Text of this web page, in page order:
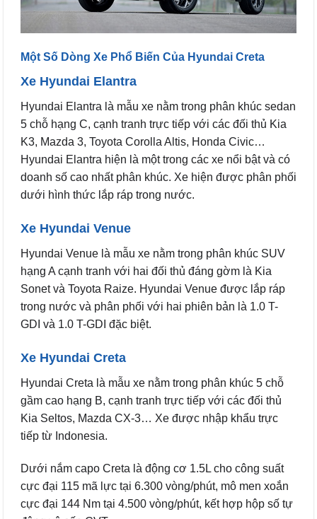
Một Số Dòng Xe Phổ Biến Của Hyundai Creta
Xe Hyundai Elantra
Hyundai Elantra là mẫu xe nằm trong phân khúc sedan
5 chỗ hạng C, cạnh tranh trực tiếp với các đối thủ Kia
K3, Mazda 3, Toyota Corolla Altis, Honda Civic…
Hyundai Elantra hiện là một trong các xe nổi bật và có
doanh số cao nhất phân khúc. Xe hiện được phân phối
dưới hình thức lắp ráp trong nước.
Xe Hyundai Venue
Hyundai Venue là mẫu xe nằm trong phân khúc SUV
hạng A cạnh tranh với hai đối thủ đáng gờm là Kia
Sonet và Toyota Raize. Hyundai Venue được lắp ráp
trong nước và phân phối với hai phiên bản là 1.0 T-
GDI và 1.0 T-GDI đặc biệt.
Xe Hyundai Creta
Hyundai Creta là mẫu xe nằm trong phân khúc 5 chỗ
gầm cao hạng B, cạnh tranh trực tiếp với các đối thủ
Kia Seltos, Mazda CX-3… Xe được nhập khẩu trực
tiếp từ Indonesia.
Dưới nắm capo Creta là động cơ 1.5L cho công suất
cực đại 115 mã lực tại 6.300 vòng/phút, mô men xoắn
cực đại 144 Nm tại 4.500 vòng/phút, kết hợp hộp số tự